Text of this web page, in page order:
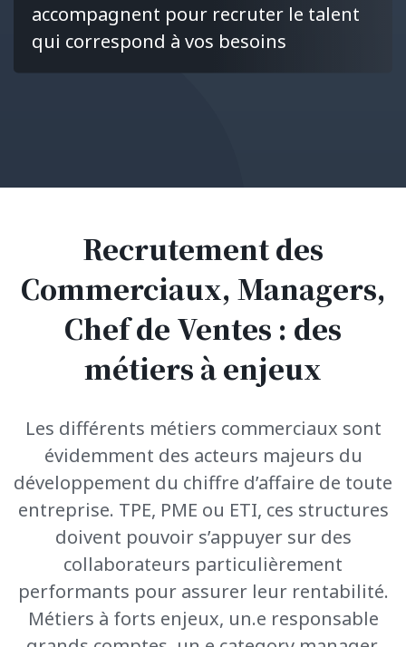
accompagnent pour recruter le talent
qui correspond à vos besoins
Recrutement des
Commerciaux, Managers,
Chef de Ventes : des
métiers à enjeux
Les différents métiers commerciaux sont
évidemment des acteurs majeurs du
développement du chiffre d’affaire de toute
entreprise. TPE, PME ou ETI, ces structures
doivent pouvoir s’appuyer sur des
collaborateurs particulièrement
performants pour assurer leur rentabilité.
Métiers à forts enjeux, un.e responsable